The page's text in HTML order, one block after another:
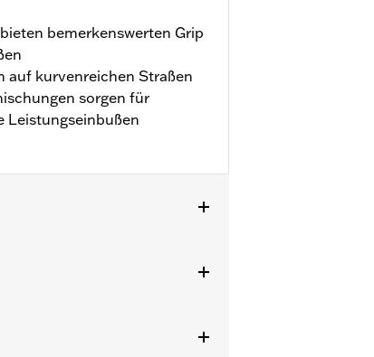
bemerkenswerten Grip
auf kurvenreichen Straßen
sorgen für
Leistungseinbußen